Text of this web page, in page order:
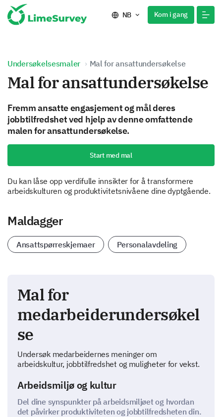
NB Kom i gang
Undersøkelsesmaler Mal for ansattundersøkelse
Mal for ansattundersøkelse
Fremm ansatte engasjement og mål deres
jobbtilfredshet ved hjelp av denne omfattende
malen for ansattundersøkelse.
Start med mal
Du kan låse opp verdifulle innsikter for å transformere
arbeidskulturen og produktivitetsnivåene dine dyptgående.
Maldagger
Ansattspørreskjemaer Personalavdeling
Mal for
medarbeiderundersøkel
se
Undersøk medarbeidernes meninger om
arbeidskultur, jobbtilfredshet og muligheter for vekst.
Arbeidsmiljø og kultur
Del dine synspunkter på arbeidsmiljøet og hvordan
det påvirker produktiviteten og jobbtilfredsheten din.